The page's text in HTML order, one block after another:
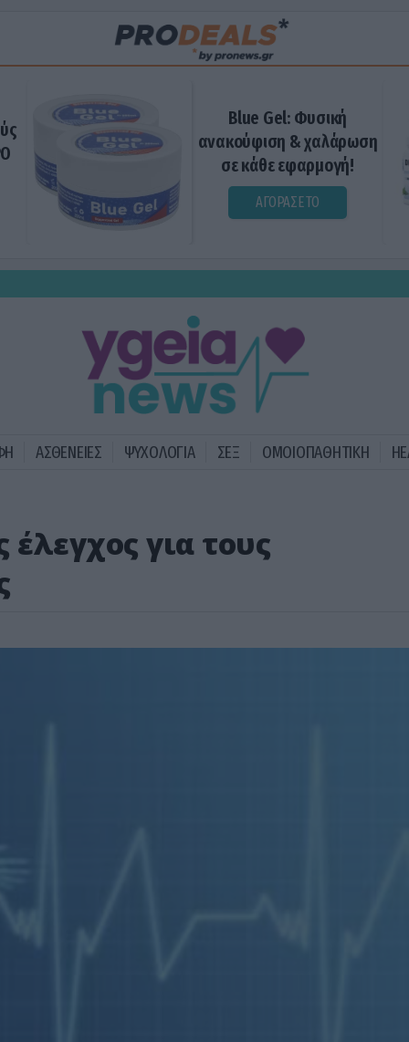
Blue Gel: Φυσική
ανακούφιση & χαλάρωση
σε κάθε εφαρμογή!
ΑΓΟΡΑΣΕ ΤΟ
ΑΣΘΕΝΕΙΕΣ ΨΥΧΟΛΟΓΙΑ ΣΕΞ ΟΜΟΙΟΠΑΘΗΤΙΚΗ
για τους